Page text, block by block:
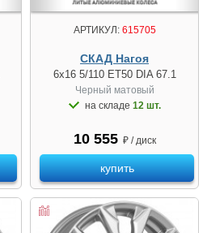
АРТИКУЛ:615705
СКАД Нагоя
6x16 5/110 ET50 DIA 67.1
Черный матовый
на складе 12 шт.
10 555 ₽ / диск
купить